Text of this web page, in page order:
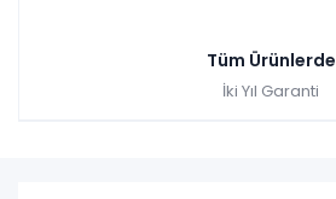
Tüm Ürünlerde
İki Yıl Garanti